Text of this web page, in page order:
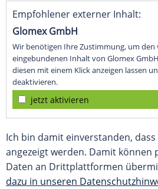
Empfohlener externer Inhalt:
Glomex GmbH
Wir benötigen Ihre Zustimmung, um den
eingebundenen Inhalt von Glomex
diesen mit einem Klick anzeigen lassen
deaktivieren.
jetzt aktivieren
Ich bin damit einverstanden,
angezeigt werden. Damit können
Daten an Drittplattformen
dazu in unseren